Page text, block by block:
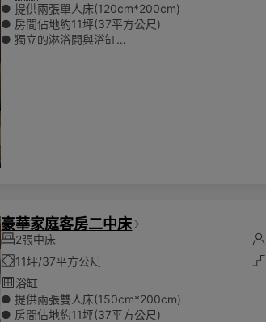
● 提供兩張單人床(120cm*200cm)
● 房間佔地約11坪(37平方公尺)
● 獨立的淋浴間與浴缸
豪華家庭客房二中床
2張中床
11坪/37平方公尺
浴缸
● 提供兩張雙人床(150cm*200cm)
● 房間佔地約11坪(37平方公尺)